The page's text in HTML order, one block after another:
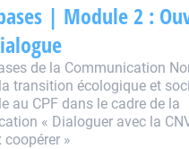
| Module 2 :
de la Communication
transition écologique et
au CPF dans le cadre de la
« Dialoguer avec la
coopérer »